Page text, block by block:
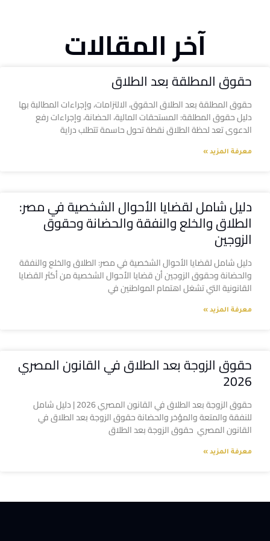
آخر المقالات
حقوق المطلقة بعد الطلاق
حقوق المطلقة بعد الطلاق الحقوق، الالتزامات، وإجراءات المطالبة بها
دليل حقوق المطلقة: المستحقات المالية، الحضانة، وإجراءات رفع
الدعوى تعد لحظة الطلاق نقطة تحول حاسمة تتطلب دراية
معرفة المزيد »
دليل شامل لقضايا الأحوال الشخصية في مصر:
الطلاق والخلع والنفقة والحضانة وحقوق
الزوجين
دليل شامل لقضايا الأحوال الشخصية في مصر: الطلاق والخلع والنفقة
والحضانة وحقوق الزوجين أن قضايا الأحوال الشخصية من أكثر القضايا
القانونية التي تشغل اهتمام المواطنين في
معرفة المزيد »
حقوق الزوجة بعد الطلاق في القانون المصري
2026
حقوق الزوجة بعد الطلاق في القانون المصري 2026 | دليل شامل
للنفقة والمتعة والمؤخر والحضانة حقوق الزوجة بعد الطلاق في
القانون المصري حقوق الزوجة بعد الطلاق
معرفة المزيد »